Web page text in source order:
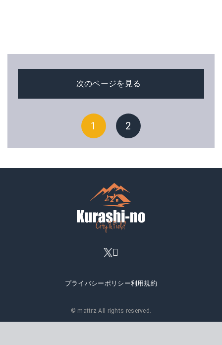
次のページを見る
1 2
プライバシーポリシー利用規約
© mattrz All rights reserved.